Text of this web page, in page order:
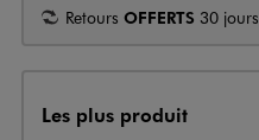
Retours OFFERTS 30 jours
Les plus produit